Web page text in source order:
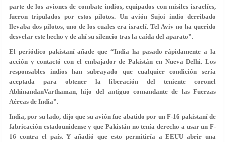
parte de los aviones de combate indios, equipados con misiles israelíes,
fueron tripulados por estos pilotos. Un avión Sujoi indio derribado
llevaba dos pilotos, uno de los cuales era israelí. Tel Aviv no ha querido
desvelar este hecho y de ahí su silencio tras la caída del aparato”.
El periódico pakistaní añade que “India ha pasado rápidamente a la
acción y contactó con el embajador de Pakistán en Nueva Delhi. Los
responsables indios han subrayado que cualquier condición sería
aceptada para obtener la liberación del teniente coronel
AbhinandanVarthaman, hijo del antiguo comandante de las Fuerzas
Aéreas de India”.
India, por su lado, dijo que su avión fue abatido por un F-16 pakistaní de
fabricación estadounidense y que Pakistán no tenía derecho a usar un F-
16 contra el país. Y añadió que esto permitiría a EEUU abrir una